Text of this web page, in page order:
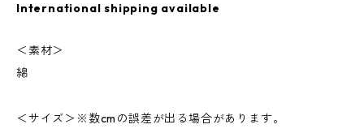
International shipping available
＜素材＞
綿
＜サイズ＞※数cmの誤差が出る場合があります。